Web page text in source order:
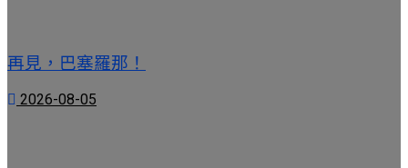
再見，巴塞羅那！
2026-08-05